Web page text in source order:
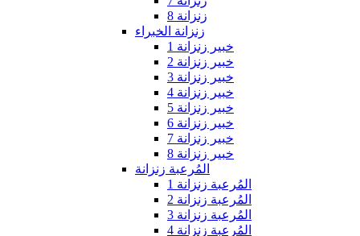
زنزانة 8
زنزانة الخبراء
خبير زنزانة 1
خبير زنزانة 2
خبير زنزانة 3
خبير زنزانة 4
خبير زنزانة 5
خبير زنزانة 6
خبير زنزانة 7
خبير زنزانة 8
المُرعبة زنزانة
المُرعبة زنزانة 1
المُرعبة زنزانة 2
المُرعبة زنزانة 3
المُرعبة زنزانة 4